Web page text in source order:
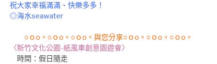
祝大家幸福滿滿、快樂多多！
◎海水seawater
○ｏo。○ｏo。○ｏo。與您分享○ｏo。○ｏo。○ｏo。
〈新竹文化公園-紙風車創意園遊會〉
時間 ：假日隨走